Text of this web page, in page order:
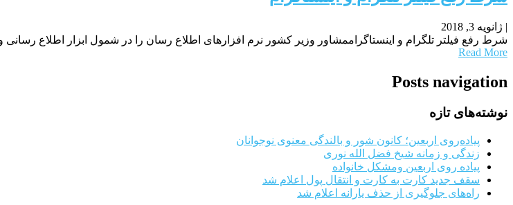
| ژانویه 3, 2018
شرط رفع فیلتر تلگرام و اینستاگراممشاور وزیر کشور نرم افزارهای اطلاع رسان را در شمول ابزار اطلاع
Read More
Posts navigation
نوشته‌های تازه
پیاده‌روی اربعین؛ کانون شور و بالندگی معنوی نوجوانان
زندگی و زمانه شیخ فضل الله نوری
پیاده روی اربعین ومشکل خانواده
سقف جدید کارت به کارت و انتقال پول اعلام شد
راه‌های جلوگیری از حذف یارانه اعلام شد